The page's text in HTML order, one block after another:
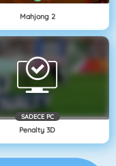
Mahjong 2
SADECE PC
Penalty 3D